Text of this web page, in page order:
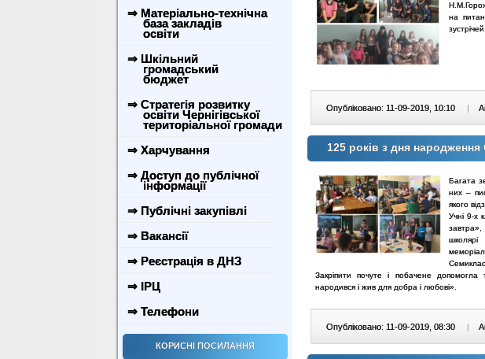
⇒ Матеріально-технічна
база закладів
освіти
⇒ Шкільний
громадський
бюджет
⇒ Стратегія розвитку
освіти Чернігівської
територіальної громади
⇒ Харчування
⇒ Доступ до публічної
інформації
⇒ Публічні закупівлі
⇒ Вакансії
⇒ Реєстрація в ДНЗ
⇒ ІРЦ
⇒ Телефони
КОРИСНІ ПОСИЛАННЯ
Н.М.Горох
на
зустрічей.
Опубліковано: 11-09-2019, 10:10 |
125 років з дня
Багата
них –
якого
Учні 9-х
Закріпити почуте і побачене допомогла
народився і жив для добра і любові».
Опубліковано: 11-09-2019, 08:30 |